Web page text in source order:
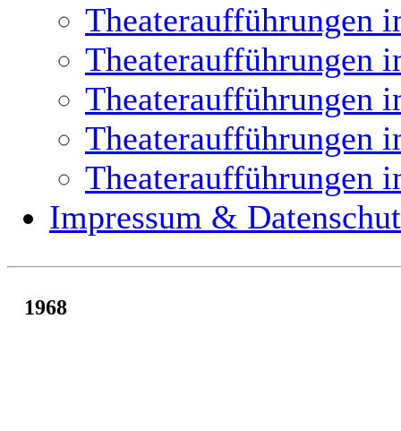
Theateraufführungen
Theateraufführungen
Theateraufführungen
Theateraufführungen
Theateraufführungen
Impressum &
1968